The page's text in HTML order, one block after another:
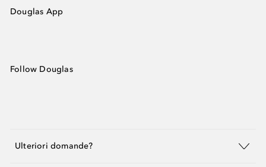
Douglas App
Follow Douglas
Ulteriori domande?